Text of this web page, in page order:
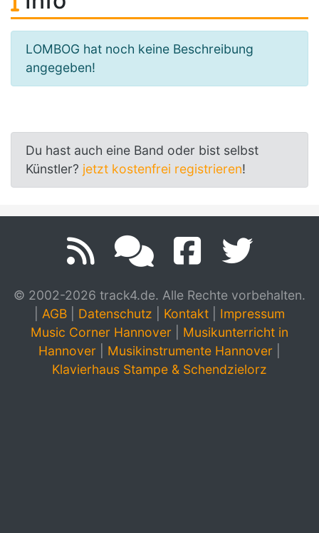
LOMBOG hat noch keine Beschreibung
angegeben!
Du hast auch eine Band oder bist selbst
Künstler? jetzt kostenfrei registrieren!
© 2002-2026 track4.de. Alle Rechte vorbehalten.
AGB Datenschutz Kontakt
Impressum
Music Corner Hannover
Musikunterricht in
Hannover
Musikinstrumente Hannover
Klavierhaus Stampe & Schendzielorz